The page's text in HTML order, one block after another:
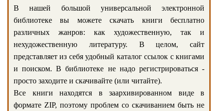
В нашей большой универсальной электронной
библиотеке вы можете скачать книги бесплатно
различных жанров: как художественную, так и
нехудожественную литературу. В целом, сайт
представляет из себя удобный каталог ссылок с книгами
и поиском. В библиотеке не надо регистрироваться -
просто заходите и скачивайте (или читайте).
Все книги находятся в заархивированном виде в
формате ZIP, поэтому проблем со скачиванием быть не